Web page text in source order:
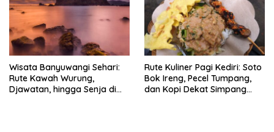
Wisata Banyuwangi Sehari:
Rute Kawah Wurung,
Djawatan, hingga Senja di
Rute Kuliner Pagi Kediri: Soto
Bok Ireng, Pecel Tumpang,
dan Kopi Dekat Simpang